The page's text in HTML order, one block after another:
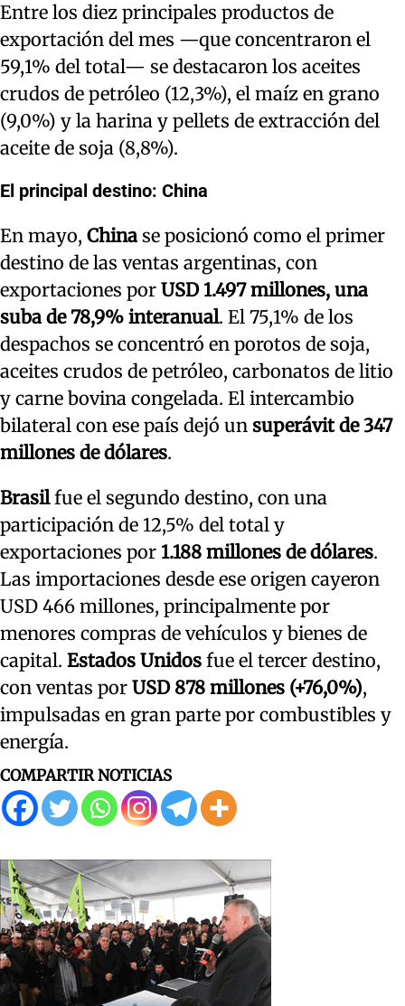
Entre los diez principales productos de
exportación del mes —que concentraron el
59,1% del total— se destacaron los aceites
crudos de petróleo (12,3%), el maíz en grano
(9,0%) y la harina y pellets de extracción del
aceite de soja (8,8%).
El principal destino: China
En mayo, China se posicionó como el primer
destino de las ventas argentinas, con
exportaciones por USD 1.497 millones, una
suba de 78,9% interanual. El 75,1% de los
despachos se concentró en porotos de soja,
aceites crudos de petróleo, carbonatos de litio
y carne bovina congelada. El intercambio
bilateral con ese país dejó un superávit de 347
millones de dólares.
Brasilfue el segundo destino, con una
participación de 12,5% del total y
exportaciones por 1.188 millones de dólares.
Las importaciones desde ese origen cayeron
USD 466 millones, principalmente por
menores compras de vehículos y bienes de
capital. Estados Unidos fue el tercer destino,
con ventas por USD 878 millones (+76,0%),
impulsadas en gran parte por combustibles y
energía.
COMPARTIR NOTICIAS